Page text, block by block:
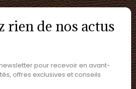
rien de nos actus
pour recevoir en avant-
offres exclusives et conseils